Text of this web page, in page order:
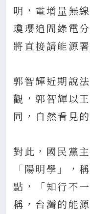
明，電增量無
瓊瓔追問綠電
將直接請能源
郭智輝近期說
觀，郭智輝以
同，自然看見
對此，國民黨
「陽明學」，
點，「知行不
稱，台灣的能